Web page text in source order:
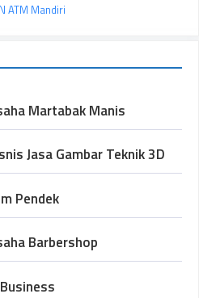
ATM Mandiri
Martabak Manis
Jasa Gambar Teknik 3D
Pendek
Barbershop